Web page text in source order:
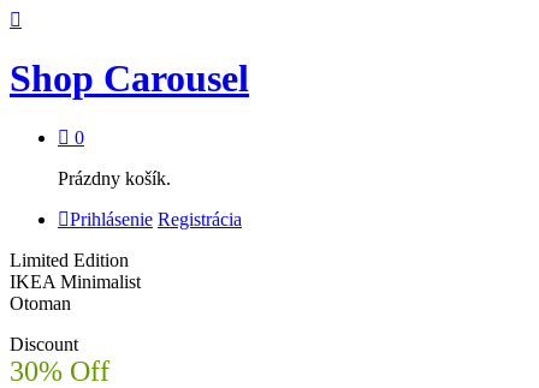
Shop Carousel
0
Prázdny košík.
Prihlásenie Registrácia
Limited Edition
IKEA Minimalist
Otoman
Discount
30% Off